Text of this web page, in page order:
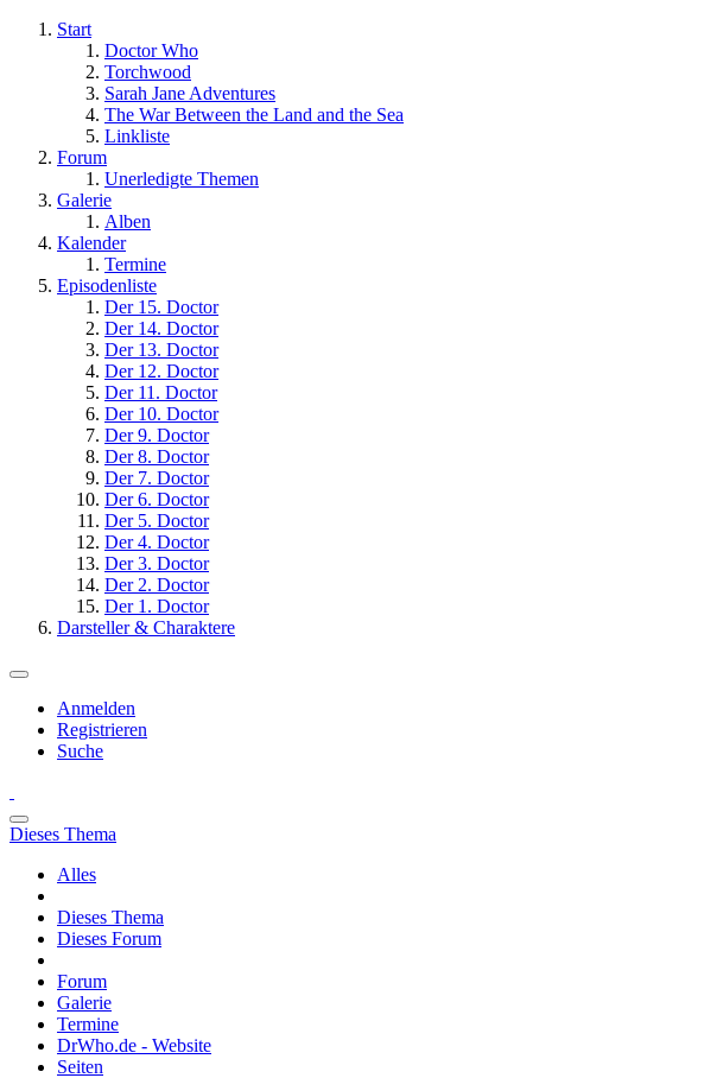
Start
Doctor Who
Torchwood
Sarah Jane Adventures
The War Between the Land and the Sea
Linkliste
Forum
Unerledigte Themen
Galerie
Alben
Kalender
Termine
Episodenliste
Der 15. Doctor
Der 14. Doctor
Der 13. Doctor
Der 12. Doctor
Der 11. Doctor
Der 10. Doctor
Der 9. Doctor
Der 8. Doctor
Der 7. Doctor
Der 6. Doctor
Der 5. Doctor
Der 4. Doctor
Der 3. Doctor
Der 2. Doctor
Der 1. Doctor
Darsteller & Charaktere
Anmelden
Registrieren
Suche
Dieses Thema
Alles
Dieses Thema
Dieses Forum
Forum
Galerie
Termine
DrWho.de - Website
Seiten